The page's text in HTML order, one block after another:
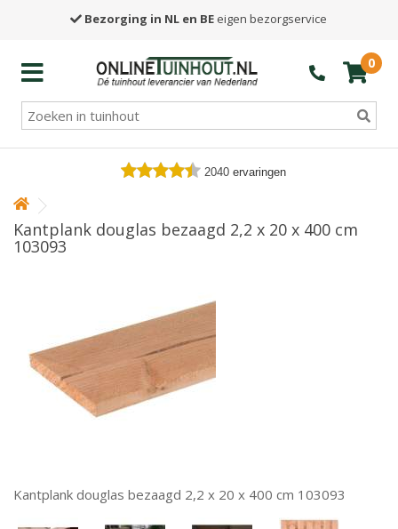
Bezorging in NL en BE eigen bezorgservice
0
2040 ervaringen
Kantplank douglas bezaagd 2,2 x 20 x 400 cm
103093
Kantplank douglas bezaagd 2,2 x 20 x 400 cm 103093